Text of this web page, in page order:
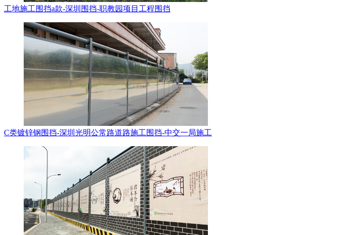
工地施工围挡a款-深圳围挡-职教园项目工程围挡
C类镀锌钢围挡-深圳光明公常路道路施工围挡-中交一局施工